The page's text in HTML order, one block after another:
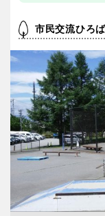
愛知
近畿
三重
京都
市民交流ひろ